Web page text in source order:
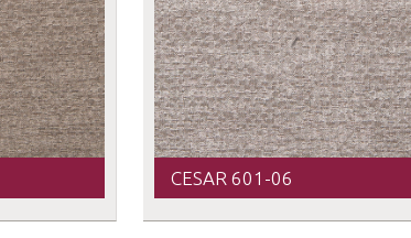
CESAR 601-06